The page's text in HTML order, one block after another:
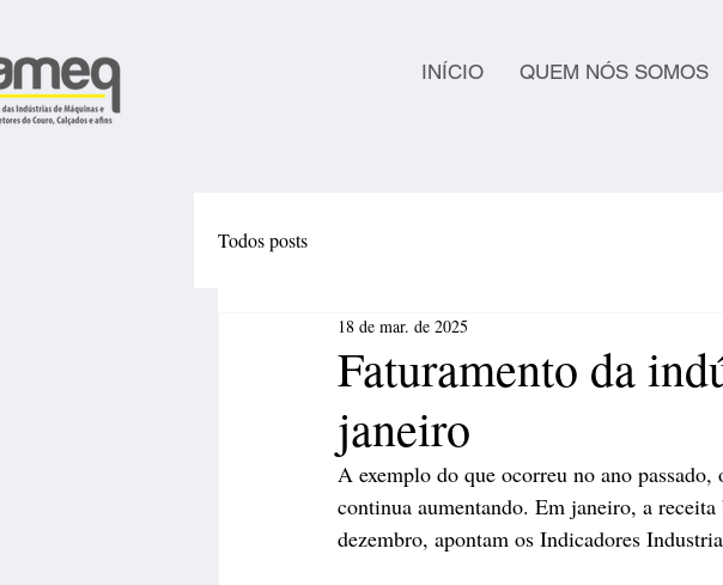
INÍCIO QUEM NÓS SOMOS
Todos posts
Faturamento da
janeiro
18 de mar. de 2025
A exemplo do que ocorreu no ano
continua aumentando. Em janeiro, a
dezembro, apontam os Indicadores